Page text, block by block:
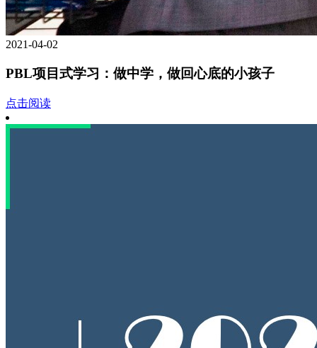
2021-04-02
PBL项目式学习：做中学，做回心底的小孩子
点击阅读